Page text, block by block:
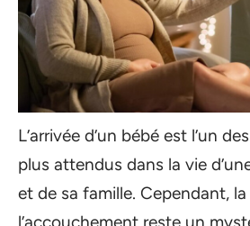
L’arrivée d’un bébé est l’un
plus attendus dans la vie
et de sa famille. Cependant,